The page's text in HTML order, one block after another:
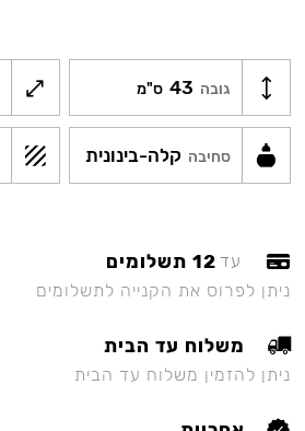
גובה 43 ס"מ
סחיבה קלה-בינונית
עד 12 תשלומים
ניתן לפרוס את הקנייה לתשלומים
משלוח עד הבית
ניתן להזמין משלוח עד הבית